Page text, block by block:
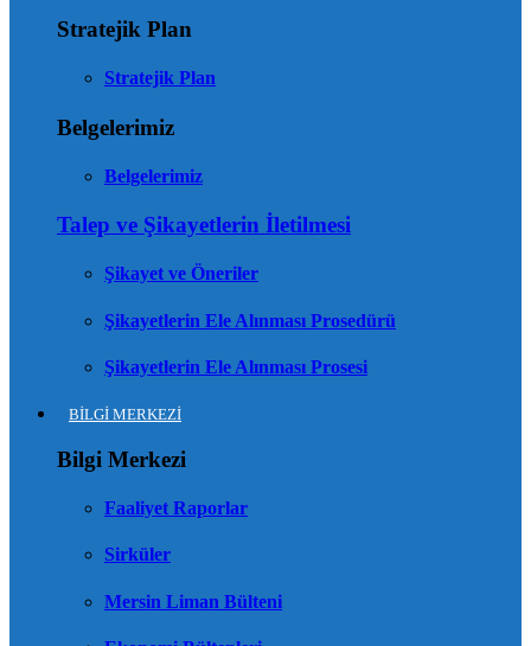
Stratejik Plan
Stratejik Plan
Belgelerimiz
Belgelerimiz
Talep ve Şikayetlerin İletilmesi
Şikayet ve Öneriler
Şikayetlerin Ele Alınması Prosedürü
Şikayetlerin Ele Alınması Prosesi
BİLGİ MERKEZİ
Bilgi Merkezi
Faaliyet Raporlar
Sirküler
Mersin Liman Bülteni